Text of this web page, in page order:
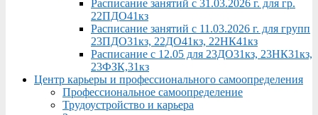
Расписание занятий с 31.03.2026 г. для гр.
22ПДО41кз
Расписание занятий с 11.03.2026 г. для групп
23ПДО31кз, 22ДО41кз, 22НК41кз
Расписание с 12.05 для 23ДО31кз, 23НК31кз,
23ФЗК,31кз
Центр карьеры и профессионального самоопределения
Профессиональное самоопределение
Трудоустройство и карьера